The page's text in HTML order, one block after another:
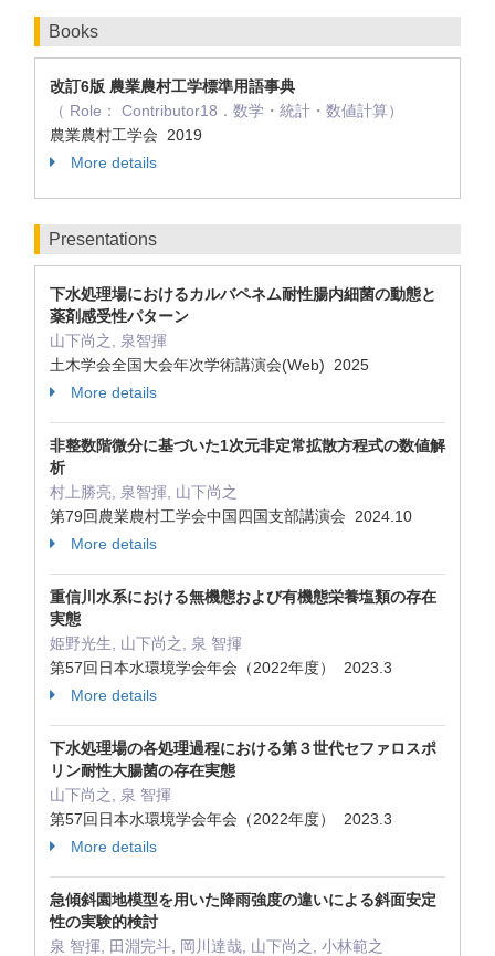
Books
改訂6版 農業農村工学標準用語事典
（ Role： Contributor18．数学・統計・数値計算）
農業農村工学会 2019
More details
Presentations
下水処理場におけるカルバペネム耐性腸内細菌の動態と
薬剤感受性パターン
山下尚之, 泉智揮
土木学会全国大会年次学術講演会(Web) 2025
More details
非整数階微分に基づいた1次元非定常拡散方程式の数値解
析
村上勝亮, 泉智揮, 山下尚之
第79回農業農村工学会中国四国支部講演会 2024.10
More details
重信川水系における無機態および有機態栄養塩類の存在
実態
姫野光生, 山下尚之, 泉 智揮
第57回日本水環境学会年会（2022年度） 2023.3
More details
下水処理場の各処理過程における第３世代セファロスポ
リン耐性大腸菌の存在実態
山下尚之, 泉 智揮
第57回日本水環境学会年会（2022年度） 2023.3
More details
急傾斜園地模型を用いた降雨強度の違いによる斜面安定
性の実験的検討
泉 智揮, 田淵完斗, 岡川達哉, 山下尚之, 小林範之